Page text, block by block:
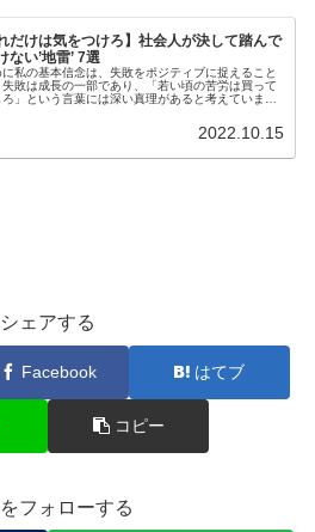
れだけは気をつけろ】社会人が決して踏んで
ない’地雷’ 7選
私の基本信念は、失敗をポジティブに捉えること
失敗は成長の一部であり、「若い頃の苦労は買って
」という言葉には深い真理があると考えていま
2022.10.15
シェアする
Facebook はてブ
コピー
フォローする